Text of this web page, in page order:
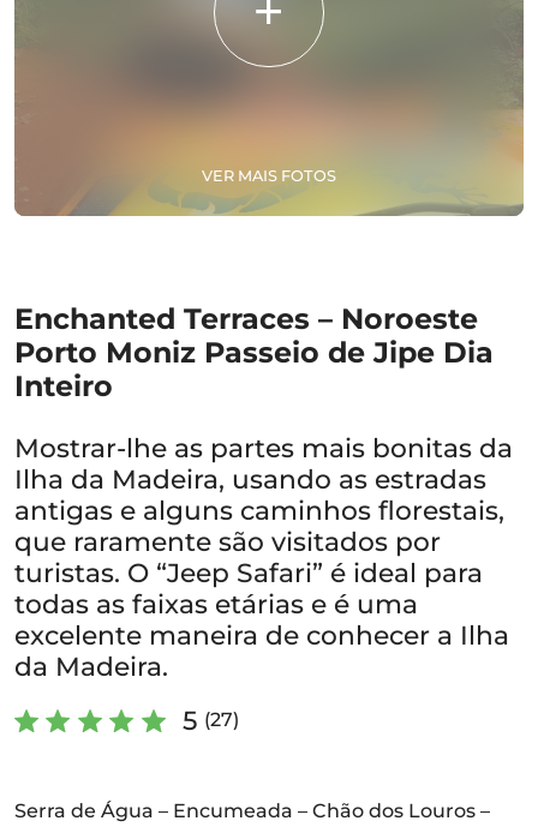
VER MAIS FOTOS
Enchanted Terraces – Noroeste
Porto Moniz Passeio de Jipe Dia
Inteiro
Mostrar-lhe as partes mais bonitas da
Ilha da Madeira, usando as estradas
antigas e alguns caminhos florestais,
que raramente são visitados por
turistas. O “Jeep Safari” é ideal para
todas as faixas etárias e é uma
excelente maneira de conhecer a Ilha
da Madeira.
5 (27)
Serra de Água – Encumeada – Chão dos Louros –